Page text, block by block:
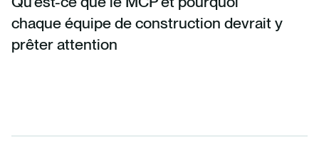
chaque équipe de construction devrait y
prêter attention